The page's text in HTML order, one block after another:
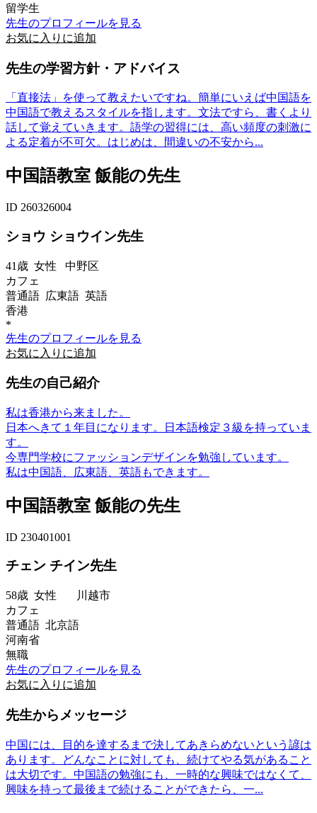
留学生
先生のプロフィールを見る
お気に入りに追加
先生の学習方針・アドバイス
「直接法」を使って教えたいですね。簡単にいえば中国語を
中国語で教えるスタイルを指します。文法ですら、書くより
話して覚えていきます。語学の習得には、高い頻度の刺激に
よる定着が不可欠。はじめは、間違いの不安から...
中国語教室 飯能の先生
ID 260326004
ショウ ショウイン先生
41歳 女性 中野区
カフェ
普通語 広東語 英語
香港
*
先生のプロフィールを見る
お気に入りに追加
先生の自己紹介
私は香港から来ました。
日本へきて１年目になります。日本語検定３級を持っていま
す。
今専門学校にファッションデザインを勉強しています。
私は中国語、広東語、英語もできます。
中国語教室 飯能の先生
ID 230401001
チェン チイン先生
58歳 女性 川越市
カフェ
普通語 北京語
河南省
無職
先生のプロフィールを見る
お気に入りに追加
先生からメッセージ
中国には、目的を達するまで決してあきらめないという諺は
あります。どんなことに対しても、続けてやる気があること
は大切です。中国語の勉強にも、一時的な興味ではなくて、
興味を持って最後まで続けることができたら、一...